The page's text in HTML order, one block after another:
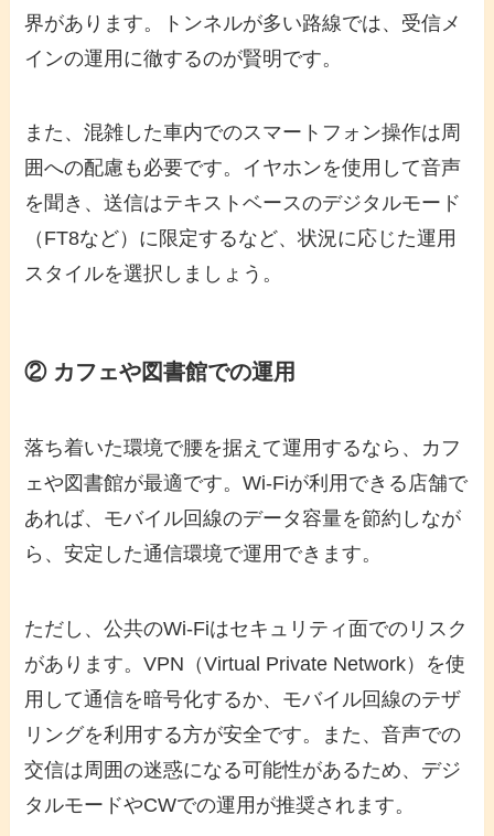
界があります。トンネルが多い路線では、受信メ
インの運用に徹するのが賢明です。
また、混雑した車内でのスマートフォン操作は周
囲への配慮も必要です。イヤホンを使用して音声
を聞き、送信はテキストベースのデジタルモード
（FT8など）に限定するなど、状況に応じた運用
スタイルを選択しましょう。
② カフェや図書館での運用
落ち着いた環境で腰を据えて運用するなら、カフ
ェや図書館が最適です。Wi-Fiが利用できる店舗で
あれば、モバイル回線のデータ容量を節約しなが
ら、安定した通信環境で運用できます。
ただし、公共のWi-Fiはセキュリティ面でのリスク
があります。VPN（Virtual Private Network）を使
用して通信を暗号化するか、モバイル回線のテザ
リングを利用する方が安全です。また、音声での
交信は周囲の迷惑になる可能性があるため、デジ
タルモードやCWでの運用が推奨されます。